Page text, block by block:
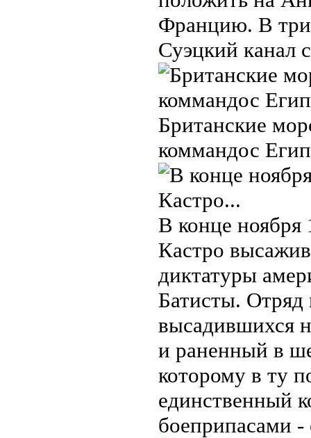
Францию. В три
Суэцкий канал
Британские
коммандос
В конце ноября
Кастро
диктатуры
Батисты. Отряд
высадившихся
и раненный в
которому в ту
единственный
боеприпасами